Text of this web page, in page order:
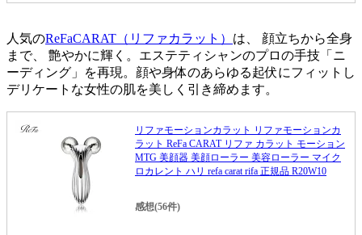
人気のReFaCARAT（リファカラット） は、 顔立ちから全身
まで、 艶やかに輝く。エステティシャンのプロの手技「ニ
ーディング」を再現。顔や身体のあらゆる起伏にフィットし
デリケートな女性の肌を美しく引き締めます。
リファモーションカラット リファモーションカ
ラット ReFa CARAT リファ カラット モーション
MTG 美顔器 美顔ローラー 美容ローラー マイク
ロカレント ハリ refa carat rifa 正規品 R20W10
感想(56件)